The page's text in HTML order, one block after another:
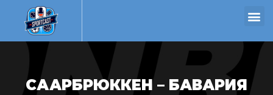
СААРБРЮККЕН – БАВАРИЯ